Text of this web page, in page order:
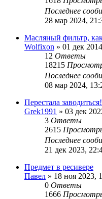
Последнее
28 мар 2024,
Масляный фильтр,
Wolfixon » 01 дек
12 Ответы
18215
Последнее
08 мар 2024,
Перестала
Grek1991 » 03 дек
3 Ответы
2615
Последнее
21 дек 2023,
Предмет в ресивере
Павел » 18 ноя 2023,
0 Ответы
1666